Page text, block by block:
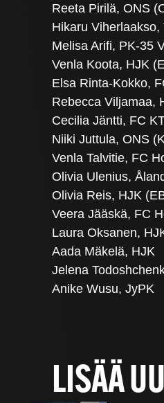
Reeta Pirilä, ONS
Hikaru
Melisa Arifi, PK-35
Venla Koota, HJK
Elsa Rinta-Kokko,
Rebecca Viljamaa,
Cecilia Jäntti, FC
Niiki Juttula, ONS
Venla Talvitie, FC
Olivia Ulenius,
Olivia Reis, HJK
Veera Jääskä, FC
Laura Oksanen,
Aada Mäkelä, HJK
Jelena
Anike Wusu, JyPK
LISÄÄ